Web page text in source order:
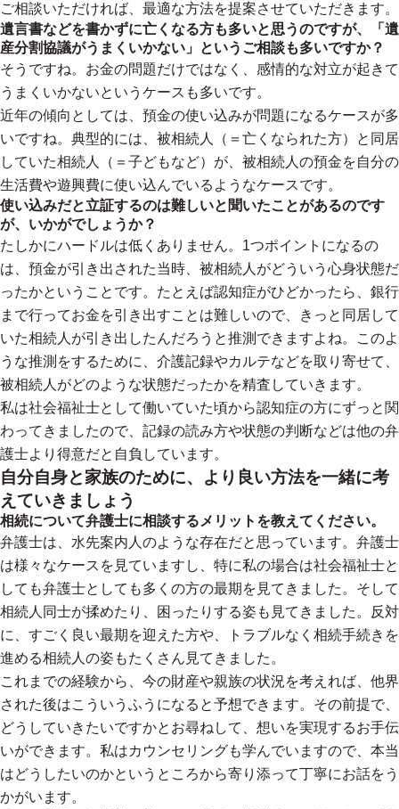
ご相談いただければ、最適な方法を提案させていただきます。
遺言書などを書かずに亡くなる方も多いと思うのですが、「遺
産分割協議がうまくいかない」というご相談も多いですか？
そうですね。お金の問題だけではなく、感情的な対立が起きて
うまくいかないというケースも多いです。
近年の傾向としては、預金の使い込みが問題になるケースが多
いですね。典型的には、被相続人（＝亡くなられた方）と同居
していた相続人（＝子どもなど）が、被相続人の預金を自分の
生活費や遊興費に使い込んでいるようなケースです。
使い込みだと立証するのは難しいと聞いたことがあるのです
が、いかがでしょうか？
たしかにハードルは低くありません。1つポイントになるの
は、預金が引き出された当時、被相続人がどういう心身状態だ
ったかということです。たとえば認知症がひどかったら、銀行
まで行ってお金を引き出すことは難しいので、きっと同居して
いた相続人が引き出したんだろうと推測できますよね。このよ
うな推測をするために、介護記録やカルテなどを取り寄せて、
被相続人がどのような状態だったかを精査していきます。
私は社会福祉士として働いていた頃から認知症の方にずっと関
わってきましたので、記録の読み方や状態の判断などは他の弁
護士より得意だと自負しています。
自分自身と家族のために、より良い方法を一緒に考
えていきましょう
相続について弁護士に相談するメリットを教えてください。
弁護士は、水先案内人のような存在だと思っています。弁護士
は様々なケースを見ていますし、特に私の場合は社会福祉士と
しても弁護士としても多くの方の最期を見てきました。そして
相続人同士が揉めたり、困ったりする姿も見てきました。反対
に、すごく良い最期を迎えた方や、トラブルなく相続手続きを
進める相続人の姿もたくさん見てきました。
これまでの経験から、今の財産や親族の状況を考えれば、他界
された後はこういうふうになると予想できます。その前提で、
どうしていきたいですかとお尋ねして、想いを実現するお手伝
いができます。私はカウンセリングも学んでいますので、本当
はどうしたいのかというところから寄り添って丁寧にお話をう
かがいます。